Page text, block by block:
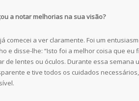
a notar melhorias na sua visão?
comecei a ver claramente. Foi um
e disse-lhe: “Isto foi a melhor coisa que eu
de lentes ou óculos. Durante essa semana
e tive todos os cuidados